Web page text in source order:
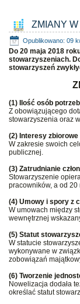
ZMIANY
Opublikowano: 09
Do 20 maja 2018
stowarzyszeniach.
stowarzyszeń
(1) Ilość osób
Z obowiązującego
stowarzyszenia oraz
(2) Interesy zbiorowe
W zakresie swoich
publicznej.
(3) Zatrudnianie
Stowarzyszenie
pracowników, a od 20
(4) Umowy i spory z
W umowach między
wewnętrznej
(5) Statut
W statucie
wykonywane w
zobowiązań
(6) Tworzenie
Nowelizacja dodała
określać statut